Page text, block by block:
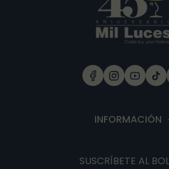
INFORMACIÓN
SUSCRÍBETE AL